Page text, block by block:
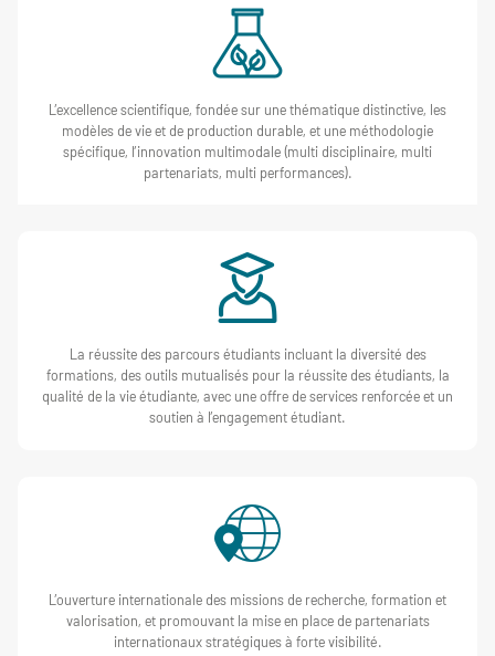
L’excellence scientifique, fondée sur une thématique distinctive, les
modèles de vie et de production durable, et une méthodologie
spécifique, l’innovation multimodale (multi disciplinaire, multi
partenariats, multi performances).
La réussite des parcours étudiants incluant la diversité des
formations, des outils mutualisés pour la réussite des étudiants, la
qualité de la vie étudiante, avec une offre de services renforcée et un
soutien à l’engagement étudiant.
L’ouverture internationale des missions de recherche, formation et
valorisation, et promouvant la mise en place de partenariats
internationaux stratégiques à forte visibilité.